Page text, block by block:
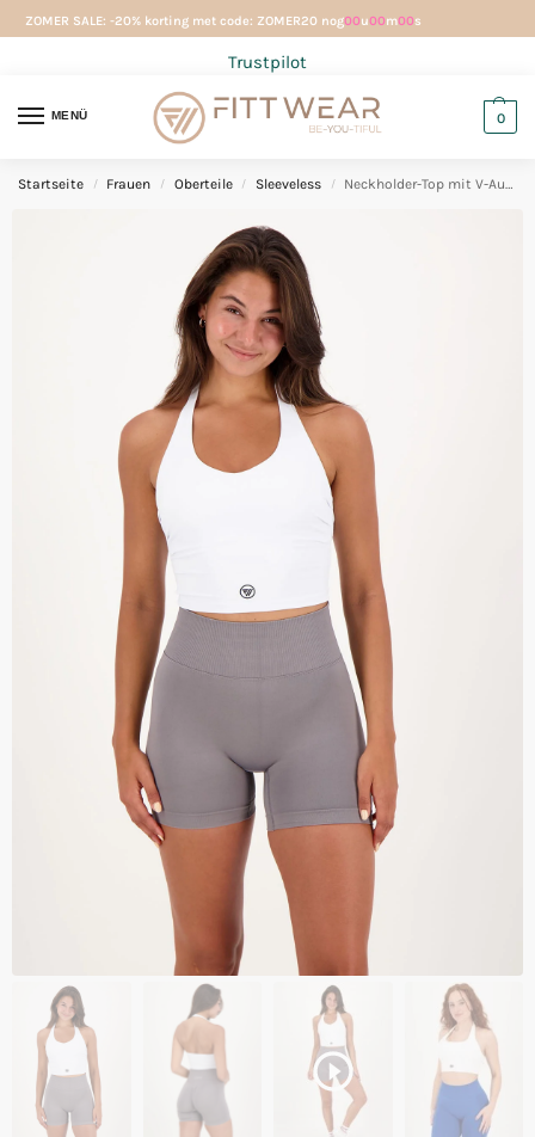
ZOMER SALE: -20% korting met code: ZOMER20 nog00u00m00s
Trustpilot
MENÜ 0
Startseite / Frauen / Oberteile / Sleeveless / Neckholder-Top mit V-Ausschnitt Weiß